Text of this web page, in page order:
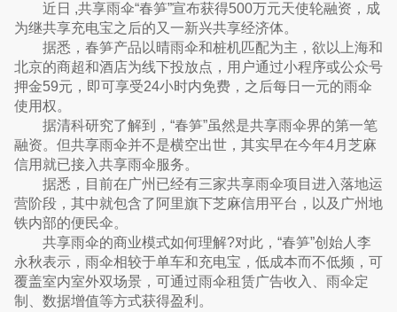
近日 ,共享雨伞“春笋”宣布获得500万元天使轮融资，成
为继共享充电宝之后的又一新兴共享经济体。
据悉，春笋产品以晴雨伞和桩机匹配为主，欲以上海和
北京的商超和酒店为线下投放点，用户通过小程序或公众号
押金59元，即可享受24小时内免费，之后每日一元的雨伞
使用权。
据清科研究了解到，“春笋”虽然是共享雨伞界的第一笔
融资。但共享雨伞并不是横空出世，其实早在今年4月芝麻
信用就已接入共享雨伞服务。
据悉，目前在广州已经有三家共享雨伞项目进入落地运
营阶段，其中就包含了阿里旗下芝麻信用平台，以及广州地
铁内部的便民伞。
共享雨伞的商业模式如何理解?对此，“春笋”创始人李
永秋表示，雨伞相较于单车和充电宝，低成本而不低频，可
覆盖室内室外双场景，可通过雨伞租赁广告收入、雨伞定
制、数据增值等方式获得盈利。